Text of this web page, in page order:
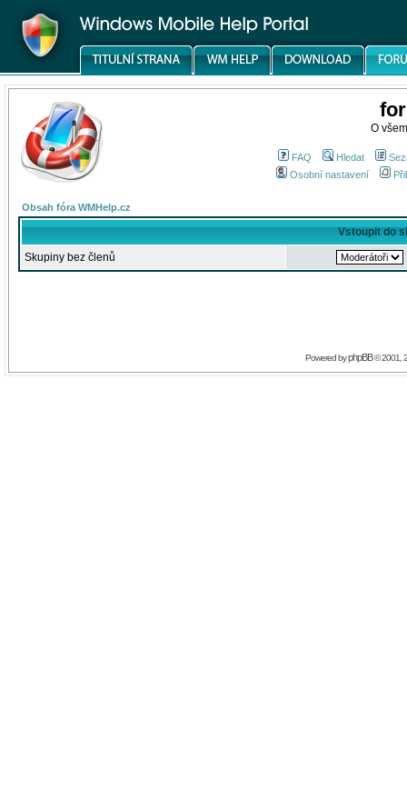
O
FAQ Hledat
Osobní nastavení
Obsah fóra WMHelp.cz
Vstoupit do
Skupiny bez členů
Powered byphpBB© 2001,